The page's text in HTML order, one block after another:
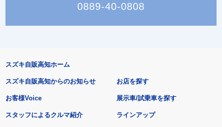
0889-40-0808
スズキ自販高知ホーム
スズキ自販高知からのお知らせ
お客様Voice
スタッフによるクルマ紹介
お店を探す
展示車/試乗車を探す
ラインアップ